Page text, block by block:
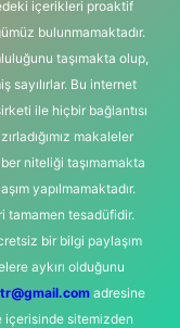
içerikleri proaktif
bulunmamaktadır.
taşımakta olup,
sayılırlar. Bu internet
ile hiçbir bağlantısı
makaleler
niteliği taşımamakta
yapılmamaktadır.
tamamen tesadüfidir.
bir bilgi paylaşım
aykırı olduğunu
adresine
içerisinde sitemizden